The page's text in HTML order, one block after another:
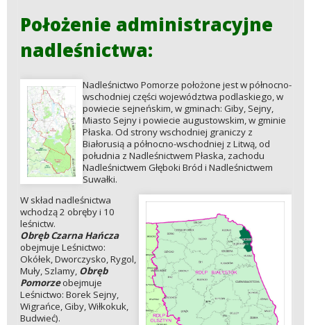
Położenie administracyjne
nadleśnictwa:
Nadleśnictwo Pomorze położone jest w północno-
wschodniej części województwa podlaskiego, w
powiecie sejneńskim, w gminach: Giby, Sejny,
Miasto Sejny i powiecie augustowskim, w gminie
Płaska. Od strony wschodniej graniczy z
Białorusią a północno-wschodniej z Litwą, od
południa z Nadleśnictwem Płaska, zachodu
Nadleśnictwem Głęboki Bród i Nadleśnictwem
Suwałki.
W skład nadleśnictwa
wchodzą 2 obręby i 10
leśnictw.
Obręb Czarna Hańcza
obejmuje Leśnictwo:
Okółek, Dworczysko, Rygol,
Muły, Szlamy, Obręb
Pomorzeobejmuje
Leśnictwo: Borek Sejny,
Wigrańce, Giby, Wiłkokuk,
Budwieć).